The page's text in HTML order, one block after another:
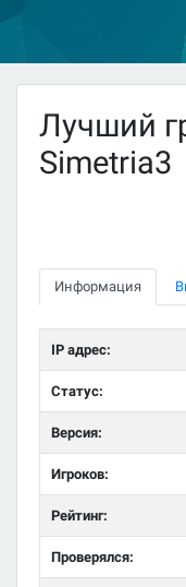
Лучший
Simetria3
Информация
IP адрес:
Статус:
Версия:
Игроков:
Рейтинг:
Проверялся: